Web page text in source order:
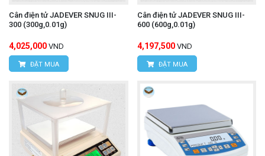
Cân điện tử JADEVER SNUG III-
300 (300g,0.01g)
4,025,000 VND
ĐẶT MUA
Cân điện tử JADEVER SNUG III-
600 (600g,0.01g)
4,197,500 VND
ĐẶT MUA